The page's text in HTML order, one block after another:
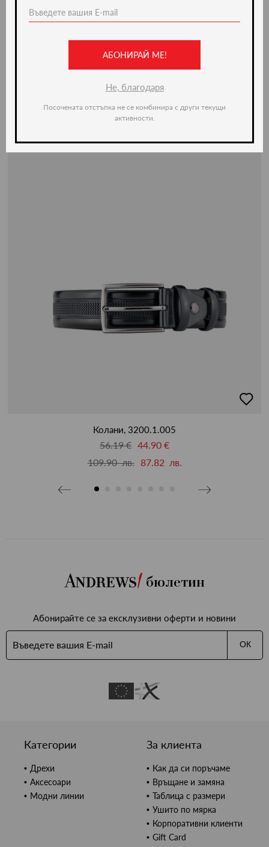
Ние препоръчваме
в
Колани, 3200.1.005
56.19 € 44.90 €
109.90 лв.
87.82 лв.
бюлетин
Абонирайте се за ексклузивни оферти и новини
ОК
Категории
Дрехи
Аксесоари
Модни линии
За клиента
Как да си поръчаме
Връщане и замяна
Таблица с размери
Ушито по мярка
Корпоративни клиенти
Gift Card
АБОНИРАЙ МЕ!
Не, благодаря
Посочената отстъпка не се комбинира с други текущи
активности.